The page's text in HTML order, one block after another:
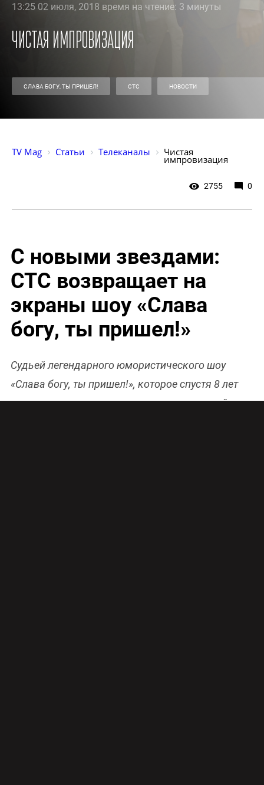
13:25 02 июля, 2018 время на чтение: 3 минуты
Чистая импровизация
СЛАВА БОГУ, ТЫ ПРИШЕЛ! СТС НОВОСТИ
TV Mag Статьи Телеканалы Чистая
импровизация
2755 0
С новыми звездами:
СТС возвращает на
экраны шоу «Слава
богу, ты пришел!»
Судьей легендарного юмористического шоу
«Слава богу, ты пришел!», которое спустя 8 лет
вернется на телеэкраны, станет популярный